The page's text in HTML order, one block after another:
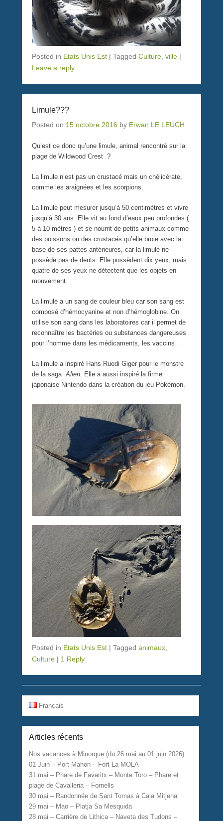
Posted in Etats Unis Est | Tagged Culture ville |
Leave a reply
Limule???
Posted on 15 octobre 2016 by Erwan LE LEUCH
Qu’est ce donc qu’une limule, animal rencontré sur la
plage de Wildwood Crest ?
La limule n’est pas un crustacé mais un chélicérate,
comme les araignées et les scorpions.
La limule peut mesurer jusqu’à 50 centimètres et vivre
jusqu’à 30 ans. Elle vit au fond d’eaux peu profondes (
5 à 10 mètres ) et se nourrit de petits animaux comme
des poissons ou des crustacés qu’elle broie avec la
base de ses pattes antérieures, car la limule ne
possède pas de dents. Elle possèdent dix yeux, mais
quatre de ses yeux ne détectent que les objets en
mouvement.
La limule a un sang de couleur bleu car son sang est
composé d’hémocyanine et non d’hémoglobine. On
utilise son sang dans les laboratoires car il permet de
reconnaître les bactéries ou substances dangereuses
pour l’homme dans les médicaments, les vaccins…
La limule a inspiré Hans Ruedi Giger pour le monstre
de la sagaAlien. Elle a aussi inspiré la firme
japonaise Nintendo dans la création du jeu Pokémon.
Posted in Etats Unis Est | Tagged animaux
Culture | 1 Reply
Français
Articles récents
Nos vacances à Minorque (du 26 mai au 01 juin 2026)
01 Juin – Port Mahon – Fort La MOLA
31 mai – Phare de Favaritx – Monte Toro – Phare et
plage de Cavalleria – Fornells
30 mai – Randonnée de Sant Tomas à Cala Mitjena
29 mai – Mao – Platja Sa Mesquida
28 mai – Carrière de Lithica – Naveta des Tudons –